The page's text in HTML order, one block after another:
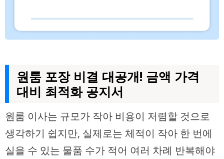
원룸 포장 비결 대공개! 금액 가격
대비 최적화 공지서
원룸 이사는 규모가 작아 비용이 저렴할 것으로
생각하기 쉽지만, 실제로는 체적이 작아 한 번에
실을 수 있는 물품 수가 적어 여러 차례 반복해야